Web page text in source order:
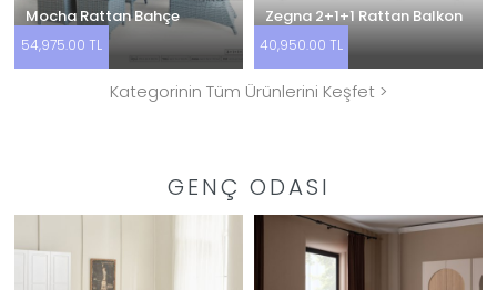
Mocha Rattan Bahçe
Takımı
54,975.00 TL
Zegna 2+1+1 Rattan Balkon
Takımı
40,950.00 TL
Kategorinin Tüm Ürünlerini Keşfet >
GENÇ ODASI